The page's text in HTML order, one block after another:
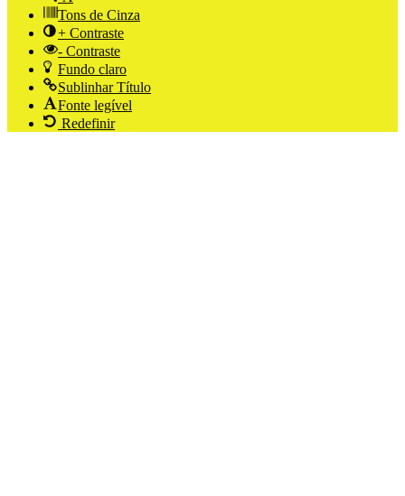
Tons de Cinza
+ Contraste
- Contraste
Fundo claro
Sublinhar Título
Fonte legível
Redefinir